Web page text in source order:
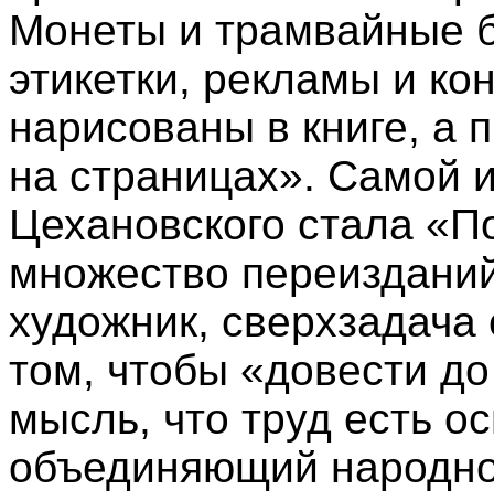
Монеты и трамвайные
этикетки, рекламы и
нарисованы в книге, а
на страницах». Самой
Цехановского стала
множество
художник,
том, чтобы «довести
мысль, что труд есть
объединяющий